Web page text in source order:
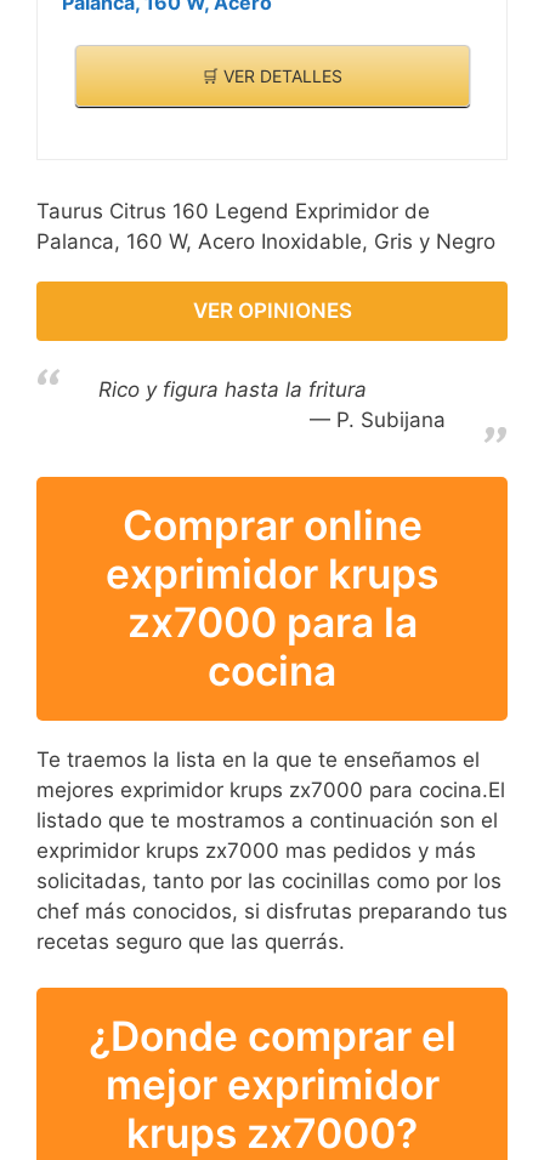
🛒 VER DETALLES
Taurus Citrus 160 Legend Exprimidor de
Palanca, 160 W, Acero Inoxidable, Gris y Negro
VER OPINIONES
Rico y figura hasta la fritura
P. Subijana
Comprar online
exprimidor krups
zx7000 para la
cocina
Te traemos la lista en la que te enseñamos el
mejores exprimidor krups zx7000 para cocina.El
listado que te mostramos a continuación son el
exprimidor krups zx7000 mas pedidos y más
solicitadas, tanto por las cocinillas como por los
chef más conocidos, si disfrutas preparando tus
recetas seguro que las querrás.
¿Donde comprar el
mejor exprimidor
krups zx7000?